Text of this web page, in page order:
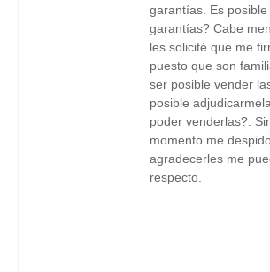
garantías. Es
garantías? Cabe
les solicité que me
puesto que son
ser posible vender
posible
poder venderlas?.
momento me
agradecerles me
respecto.